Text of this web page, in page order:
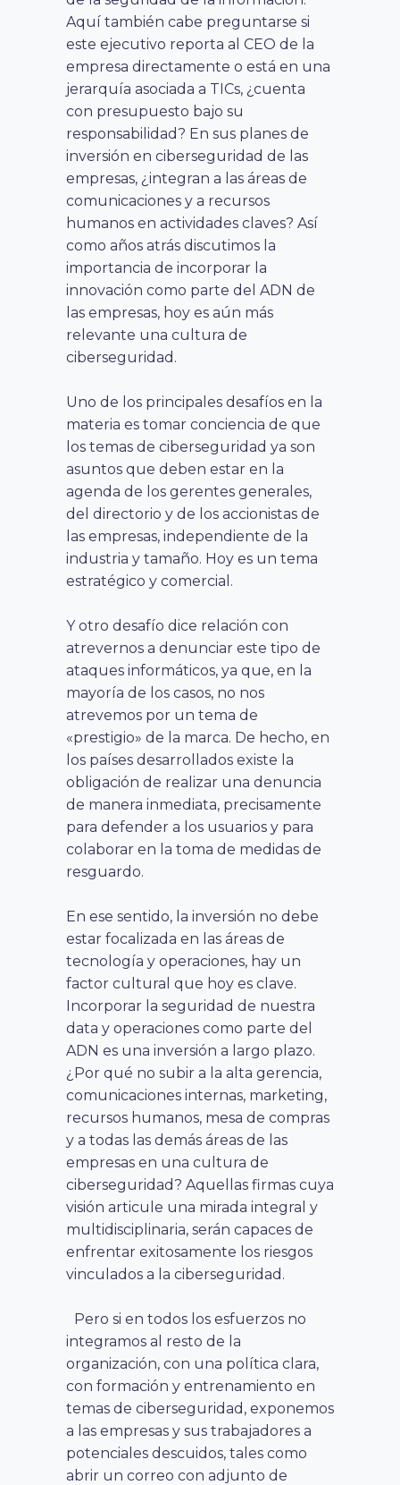
Aquí también cabe preguntarse si
este ejecutivo reporta al CEO de la
empresa directamente o está en una
jerarquía asociada a TICs, ¿cuenta
con presupuesto bajo su
responsabilidad? En sus planes de
inversión en ciberseguridad de las
empresas, ¿integran a las áreas de
comunicaciones y a recursos
humanos en actividades claves? Así
como años atrás discutimos la
importancia de incorporar la
innovación como parte del ADN de
las empresas, hoy es aún más
relevante una cultura de
ciberseguridad.
Uno de los principales desafíos en la
materia es tomar conciencia de que
los temas de ciberseguridad ya son
asuntos que deben estar en la
agenda de los gerentes generales,
del directorio y de los accionistas de
las empresas, independiente de la
industria y tamaño. Hoy es un tema
estratégico y comercial.
Y otro desafío dice relación con
atrevernos a denunciar este tipo de
ataques informáticos, ya que, en la
mayoría de los casos, no nos
atrevemos por un tema de
«prestigio» de la marca. De hecho, en
los países desarrollados existe la
obligación de realizar una denuncia
de manera inmediata, precisamente
para defender a los usuarios y para
colaborar en la toma de medidas de
resguardo.
En ese sentido, la inversión no debe
estar focalizada en las áreas de
tecnología y operaciones, hay un
factor cultural que hoy es clave.
Incorporar la seguridad de nuestra
data y operaciones como parte del
ADN es una inversión a largo plazo.
¿Por qué no subir a la alta gerencia,
comunicaciones internas, marketing,
recursos humanos, mesa de compras
y a todas las demás áreas de las
empresas en una cultura de
ciberseguridad? Aquellas firmas cuya
visión articule una mirada integral y
multidisciplinaria, serán capaces de
enfrentar exitosamente los riesgos
vinculados a la ciberseguridad.
Pero si en todos los esfuerzos no
integramos al resto de la
organización, con una política clara,
con formación y entrenamiento en
temas de ciberseguridad, exponemos
a las empresas y sus trabajadores a
potenciales descuidos, tales como
abrir un correo con adjunto de